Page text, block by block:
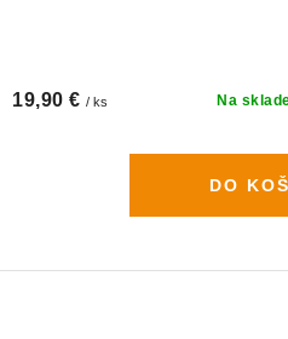
Na
19,90 € / ks
DO